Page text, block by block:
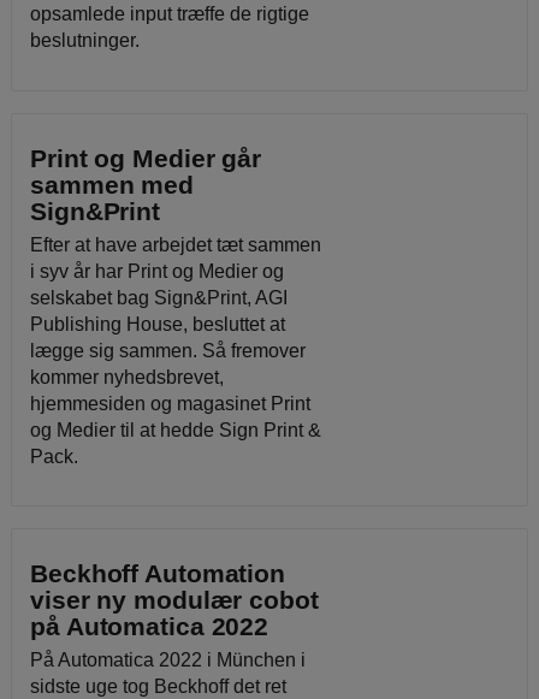
opsamlede input træffe de rigtige
beslutninger.
Print og Medier går
sammen med
Sign&Print
Efter at have arbejdet tæt sammen
i syv år har Print og Medier og
selskabet bag Sign&Print, AGI
Publishing House, besluttet at
lægge sig sammen. Så fremover
kommer nyhedsbrevet,
hjemmesiden og magasinet Print
og Medier til at hedde Sign Print &
Pack.
Beckhoff Automation
viser ny modulær cobot
på Automatica 2022
På Automatica 2022 i München i
sidste uge tog Beckhoff det ret